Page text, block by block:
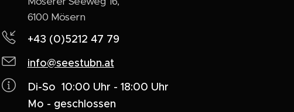
6100 Mösern
+43 (0)5212 47 79
info@seestubn.at
Di-So 10:00 Uhr - 18:00 Uhr
Mo - geschlossen